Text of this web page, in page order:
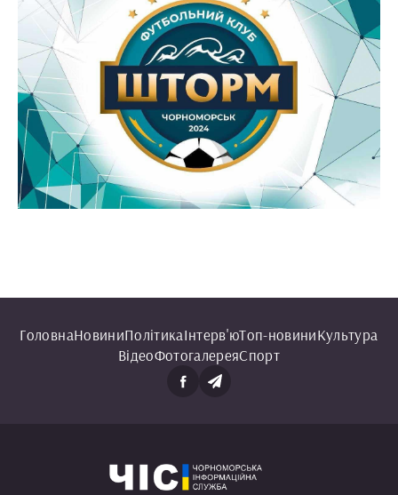
ГоловнаНовиниПолітикаІнтерв'юТоп-новиниКультура
ВідеоФотогалереяСпорт